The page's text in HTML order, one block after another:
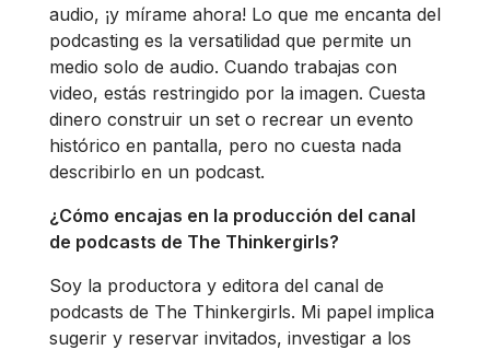
audio, ¡y mírame ahora! Lo que me encanta del
podcasting es la versatilidad que permite un
medio solo de audio. Cuando trabajas con
video, estás restringido por la imagen. Cuesta
dinero construir un set o recrear un evento
histórico en pantalla, pero no cuesta nada
describirlo en un podcast.
¿Cómo encajas en la producción del canal
de podcasts de The Thinkergirls?
Soy la productora y editora del canal de
podcasts de The Thinkergirls. Mi papel implica
sugerir y reservar invitados, investigar a los